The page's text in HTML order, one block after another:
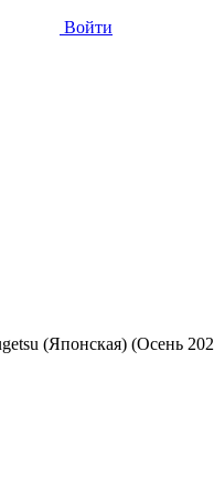
Войти
(Японская) (Осень